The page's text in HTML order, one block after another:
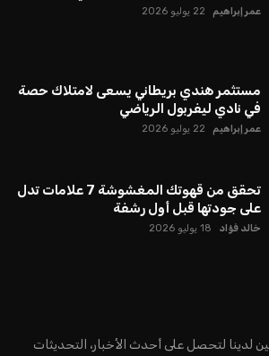
عمر إبراهيم 22 يوليو 2026
مستثمر هندي بريطاني يسعى لامتلاك حصة
في نادي ليفربول الرياضي
عمر إبراهيم 22 يوليو 2026
تحقق من قهوتك المغشوشة 7 علامات تدل
على جودتها قبل أول رشفة
خالد فؤاد 18 يوليو 2026
لدينا لتحصل على أحدث الأخبار، التحديثات